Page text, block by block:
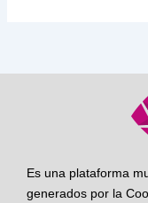
Es una plataforma
generados por la